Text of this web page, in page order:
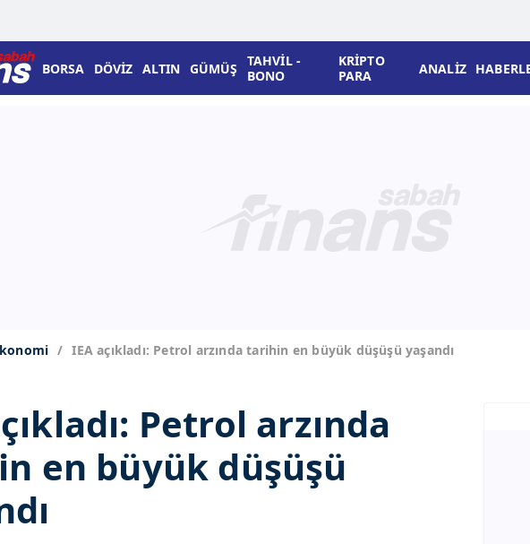
BORSA DÖVİZ ALTIN GÜMÜŞ
TAHVİL -
BONO
KRİPTO
PARA
ANALİZ
IEA açıkladı: Petrol arzında tarihin en büyük düşüşü yaşandı
Petrol arzında
en büyük düşüşü